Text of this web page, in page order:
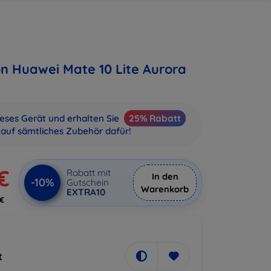
Huawei Mate 10 Lite Aurora
Gerät und erhalten Sie
25% Rabatt
auf sämtliches Zubehör dafür!
-10%
Rabatt mit
Gutschein
EXTRA10
In den
Warenkorb